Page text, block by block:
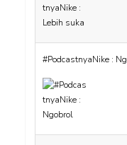
#PodcastnyaNike :